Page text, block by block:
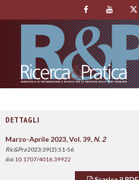
DETTAGLI
Marzo-Aprile 2023, Vol. 39, N. 2
Ric&Pra2023;39(2):51-56
doi 10.1707/4016.39922